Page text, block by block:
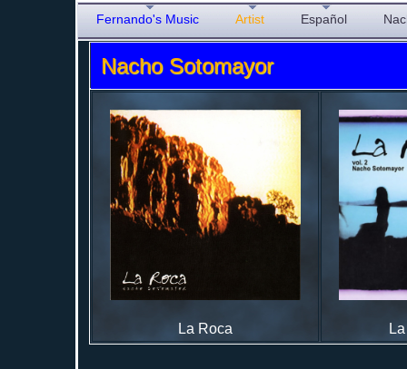
Fernando's Music Artist Español